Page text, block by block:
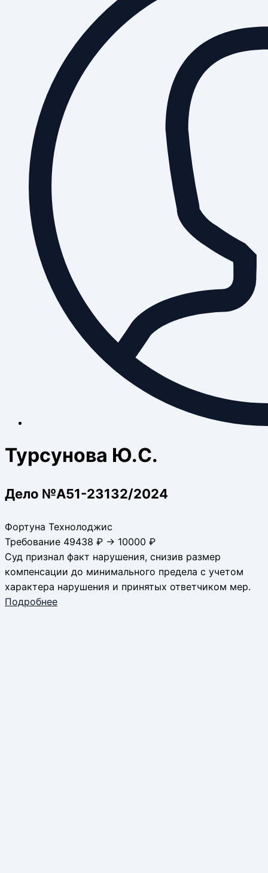
Турсунова Ю.С.
Дело №А51-23132/2024
Фортуна Технолоджис
Требование 49438 ₽ → 10000 ₽
Суд признал факт нарушения, снизив размер
компенсации до минимального предела с учетом
характера нарушения и принятых ответчиком мер.
Подробнее